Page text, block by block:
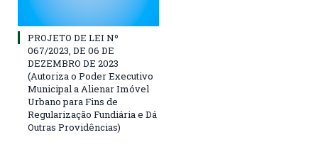
PROJETO DE LEI Nº
067/2023, DE 06 DE
DEZEMBRO DE 2023
(Autoriza o Poder Executivo
Municipal a Alienar Imóvel
Urbano para Fins de
Regularização Fundiária e Dá
Outras Providências)